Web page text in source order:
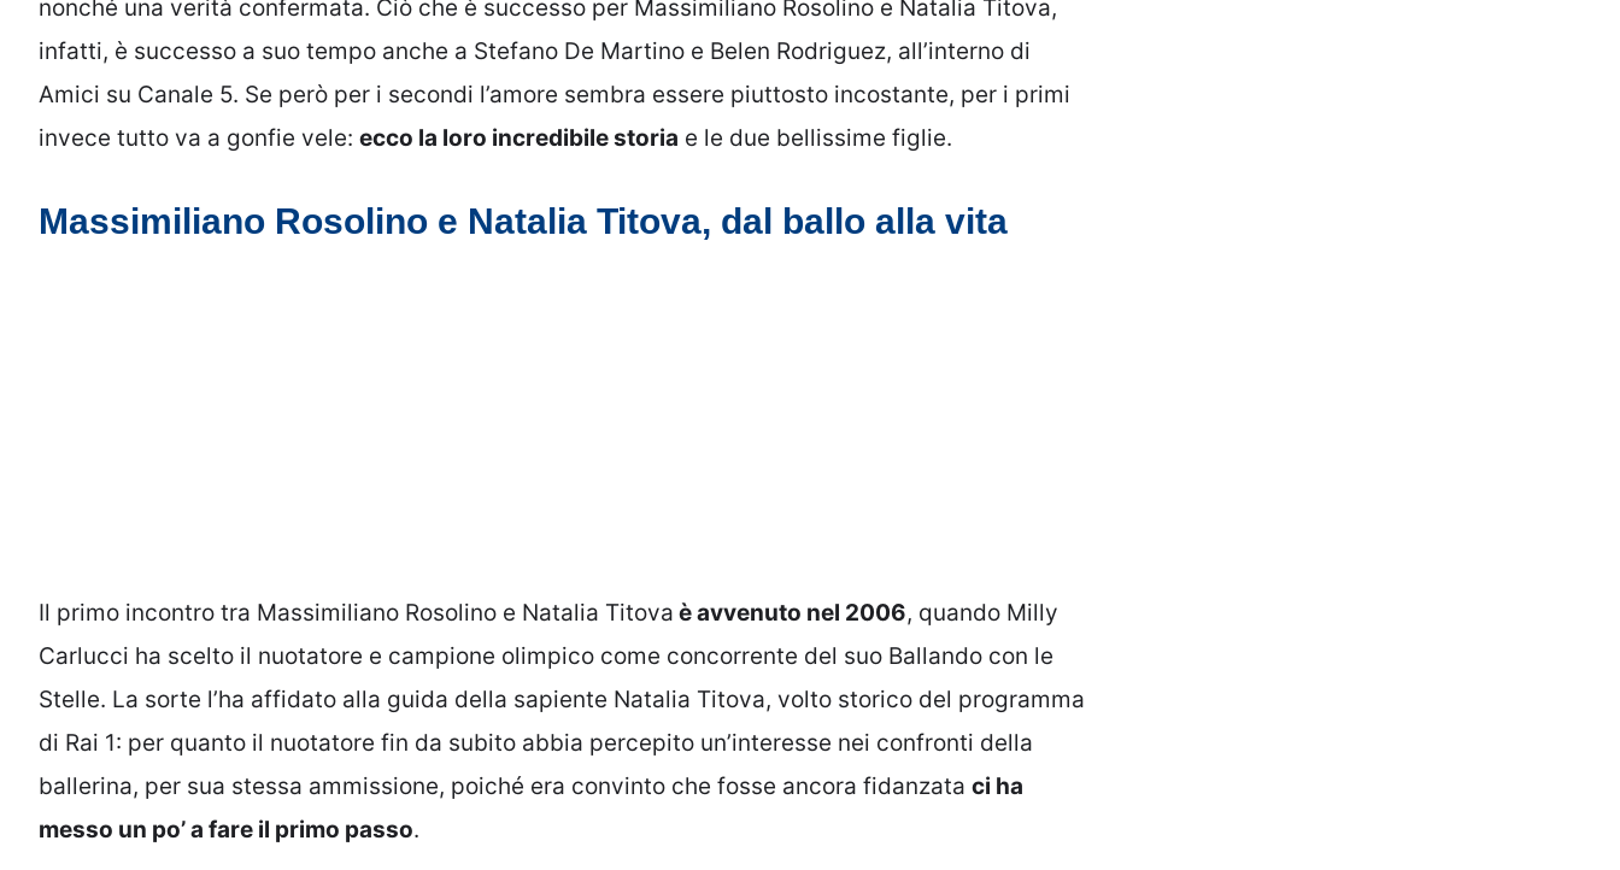
nonché una verità confermata. Ciò che è successo per Massimiliano Rosolino e Natalia Titova,
infatti, è successo a suo tempo anche a Stefano De Martino e Belen Rodriguez, all’interno di
Amici su Canale 5. Se però per i secondi l’amore sembra essere piuttosto incostante, per i primi
invece tutto va a gonfie vele: ecco la loro incredibile storia e le due bellissime figlie.
Massimiliano Rosolino e Natalia Titova, dal ballo alla vita
Il primo incontro tra Massimiliano Rosolino e Natalia Titova è avvenuto nel 2006, quando Milly
Carlucci ha scelto il nuotatore e campione olimpico come concorrente del suo Ballando con le
Stelle. La sorte l’ha affidato alla guida della sapiente Natalia Titova, volto storico del programma
di Rai 1: per quanto il nuotatore fin da subito abbia percepito un’interesse nei confronti della
ballerina, per sua stessa ammissione, poiché era convinto che fosse ancora fidanzata ci ha
messo un po’ a fare il primo passo.